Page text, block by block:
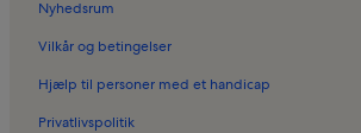
Nyhedsrum
Vilkår og betingelser
Hjælp til personer med et handicap
Privatlivspolitik